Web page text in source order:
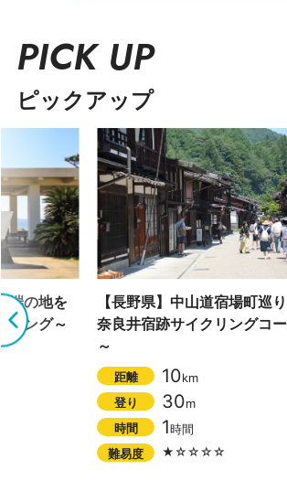
PICK UP
ピックアップ
端の地を
リング～
【長野県】中山道宿場町巡
奈良井宿跡サイクリングコ
～
距離 10km
登り
30m
時間
1時間
難易度
★☆☆☆☆